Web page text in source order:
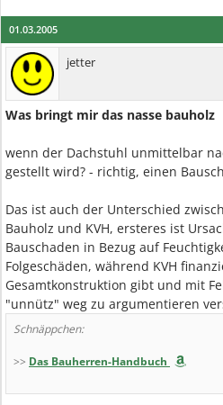
01.03.2005
jetter
Was bringt mir das nasse bauholz
wenn der Dachstuhl unmittelbar
gestellt wird? - richtig, einen
Das ist auch der Unterschied
Bauholz und KVH, ersteres ist
Bauschaden in Bezug auf
Folgeschäden, während KVH
Gesamtkonstruktion gibt und mit
"unnütz" weg zu argumentieren
Schnäppchen:
>> Das Bauherren-Handbuch